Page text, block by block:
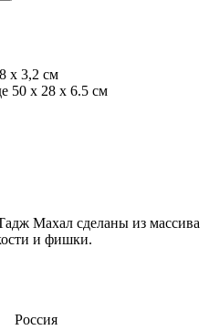
x 3,2 см
50 х 28 х 6.5 см
Махал сделаны из массива
и фишки.
Россия